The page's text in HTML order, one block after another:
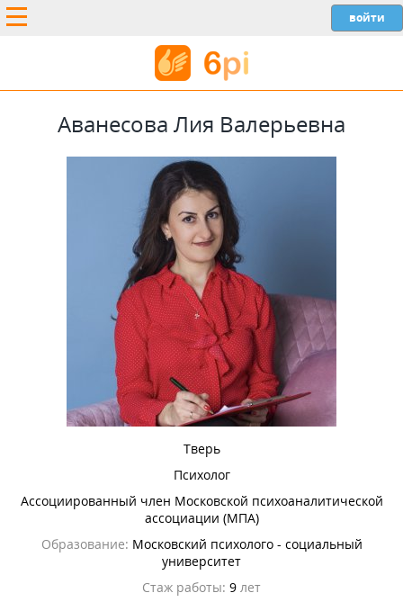
Аванесова Лия Валерьевна
Тверь
Психолог
Ассоциированный член Московской психоаналитической
ассоциации (МПА)
Образование: Московский психолого - социальный
университет
Стаж работы: 9 лет